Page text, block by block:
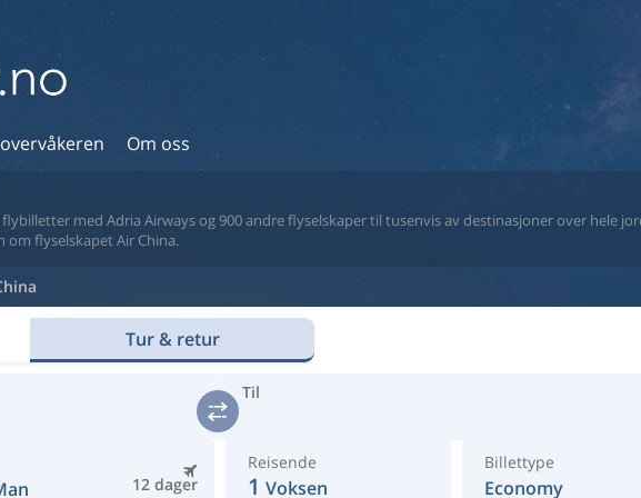
Om oss
med Adria Airways og 900 andre flyselskaper til tusenvis av destinasjoner over hele
om flyselskapet Air China.
Tur & retur
Til
12 dager
Reisende
1 Voksen
Billettype
Economy